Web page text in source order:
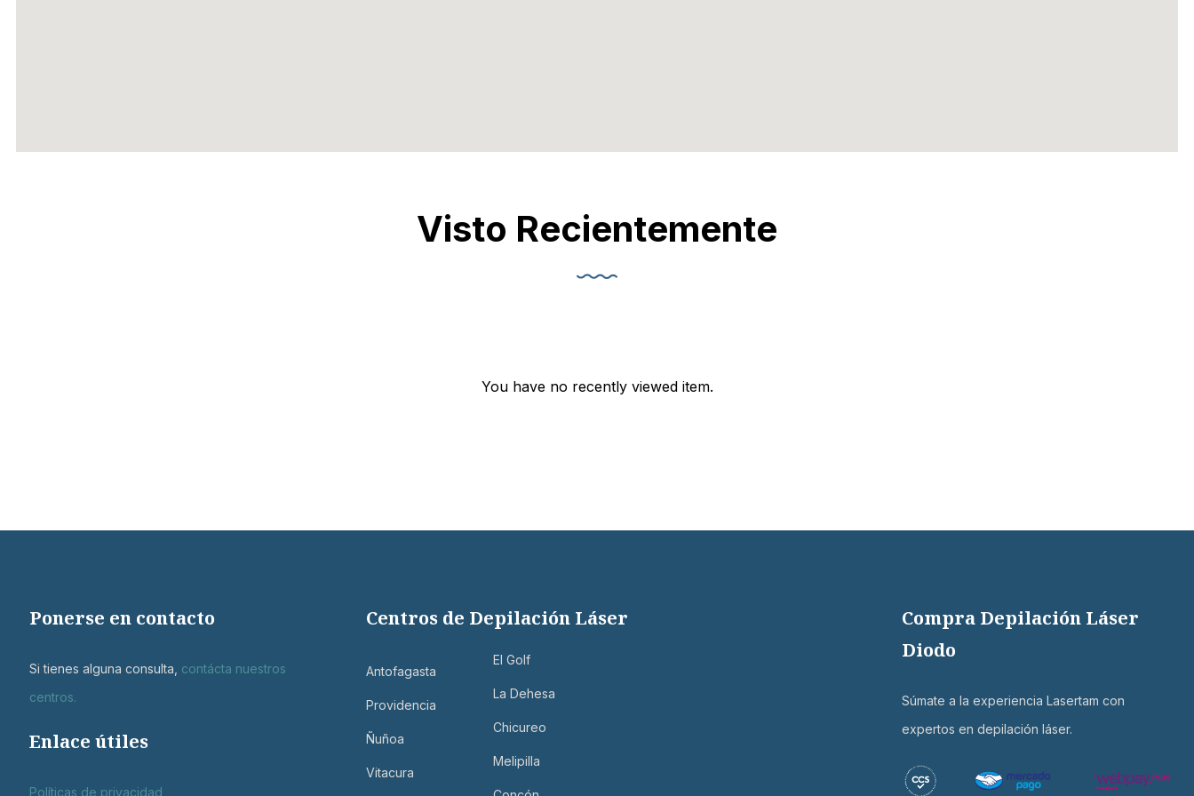
Visto Recientemente
You have no recently viewed item.
Ponerse en contacto
Si tienes alguna consulta, contácta nuestros
centros.
Enlace útiles
Políticas de privacidad
Centros de Depilación Láser
Antofagasta
Providencia
Ñuñoa
Vitacura
El Golf
La Dehesa
Chicureo
Melipilla
Compra Depilación Láser
Diodo
Súmate a la experiencia Lasertam con
expertos en depilación láser.